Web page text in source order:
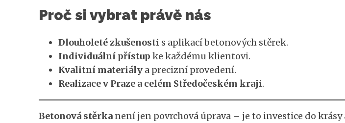
Proč si vybrat právě nás
Dlouholeté zkušenosti s aplikací betonových stěrek.
Individuální přístup ke každému klientovi.
Kvalitní materiálya precizní provedení.
Realizace v Praze a celém Středočeském kraji.
Betonová stěrka není jen povrchová úprava – je to investice do